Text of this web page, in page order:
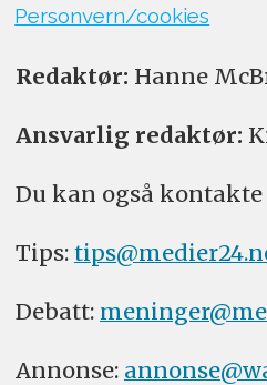
Personvern/cookies
Redaktør: Hanne
Ansvarlig redaktør:
Du kan også kontakte
Tips:
Debatt:
Annonse: